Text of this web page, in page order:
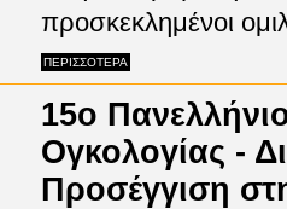
προσκεκλημένοι
ΠΕΡΙΣΣΟΤΕΡΑ
15ο
Ογκολογίας -
Προσέγγιση